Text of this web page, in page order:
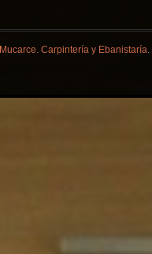
Mucarce. Carpintería y Ebanistaría